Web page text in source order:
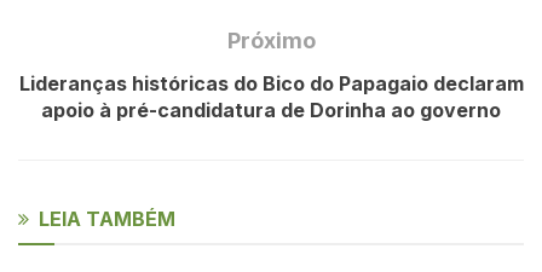
Próximo
Lideranças históricas do Bico do Papagaio declaram
apoio à pré-candidatura de Dorinha ao governo
LEIA TAMBÉM